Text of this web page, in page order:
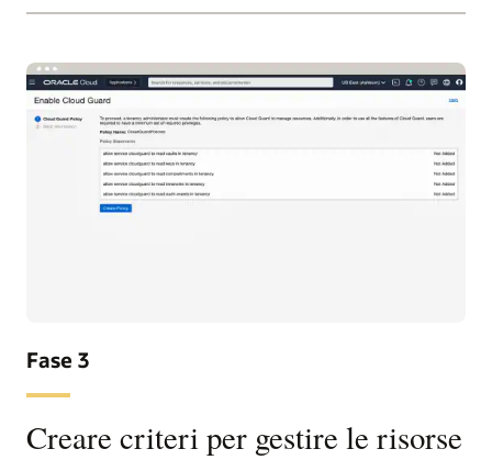
Fase 3
Creare criteri per gestire le risorse